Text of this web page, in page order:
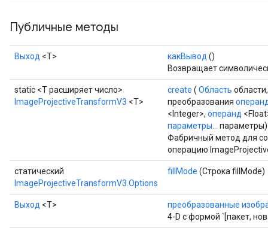
Публичные методы
Выход <Т> какВывод ()
Возвращает
static <T расширяет число>
ImageProjectiveTransformV3 <T>
create ( Область
преобразования
<Integer>, операнд
параметры...
параметры)
Фабричный метод для
операцию
статический
ImageProjectiveTransformV3.Options
fillMode (Строка fillMode)
Выход <Т>
преобразованные
4-D с формой `[пакет,